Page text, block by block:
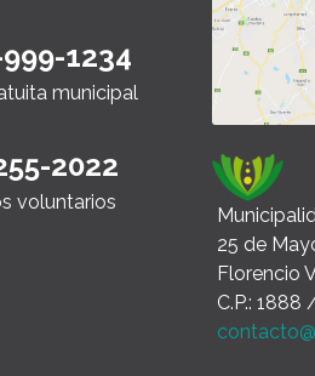
1234
municipal
2022
voluntarios
25 de
Florencio
C.P.: 1888